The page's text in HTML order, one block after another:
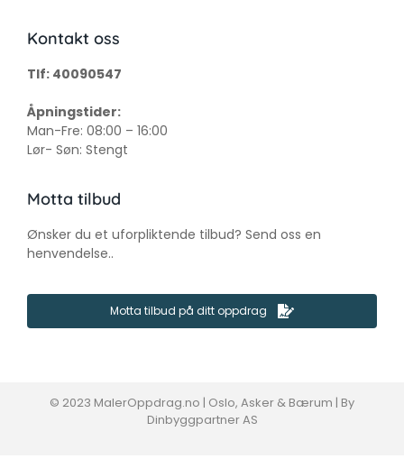
Kontakt oss
Tlf: 40090547
Åpningstider:
Man-Fre: 08:00 – 16:00
Lør- Søn: Stengt
Motta tilbud
Ønsker du et uforpliktende tilbud? Send oss en
henvendelse..
Motta tilbud på ditt oppdrag
© 2023 MalerOppdrag.no | Oslo, Asker & Bærum | By
Dinbyggpartner AS